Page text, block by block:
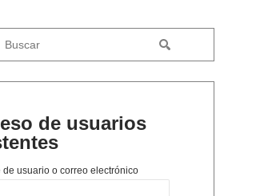
de usuarios
de usuario o correo electrónico